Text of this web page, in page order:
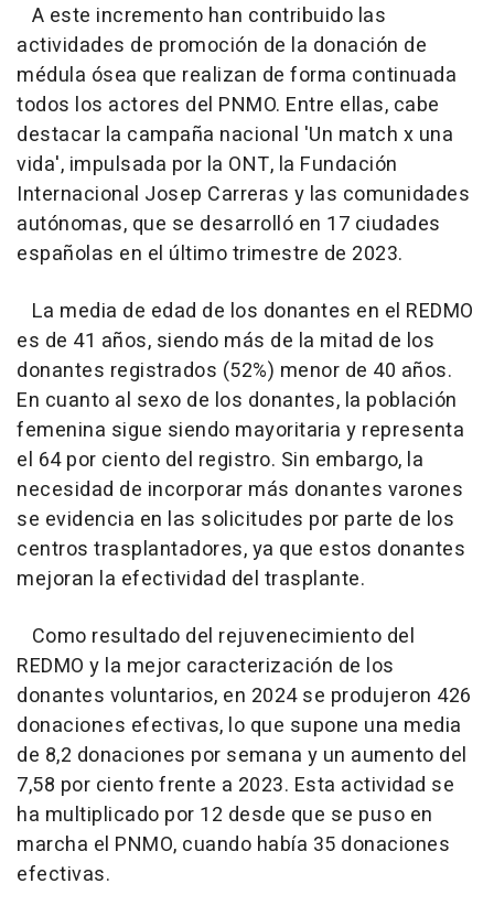
A este incremento han contribuido las
actividades de promoción de la donación de
médula ósea que realizan de forma continuada
todos los actores del PNMO. Entre ellas, cabe
destacar la campaña nacional 'Un match x una
vida', impulsada por la ONT, la Fundación
Internacional Josep Carreras y las comunidades
autónomas, que se desarrolló en 17 ciudades
españolas en el último trimestre de 2023.
La media de edad de los donantes en el REDMO
es de 41 años, siendo más de la mitad de los
donantes registrados (52%) menor de 40 años.
En cuanto al sexo de los donantes, la población
femenina sigue siendo mayoritaria y representa
el 64 por ciento del registro. Sin embargo, la
necesidad de incorporar más donantes varones
se evidencia en las solicitudes por parte de los
centros trasplantadores, ya que estos donantes
mejoran la efectividad del trasplante.
Como resultado del rejuvenecimiento del
REDMO y la mejor caracterización de los
donantes voluntarios, en 2024 se produjeron 426
donaciones efectivas, lo que supone una media
de 8,2 donaciones por semana y un aumento del
7,58 por ciento frente a 2023. Esta actividad se
ha multiplicado por 12 desde que se puso en
marcha el PNMO, cuando había 35 donaciones
efectivas.